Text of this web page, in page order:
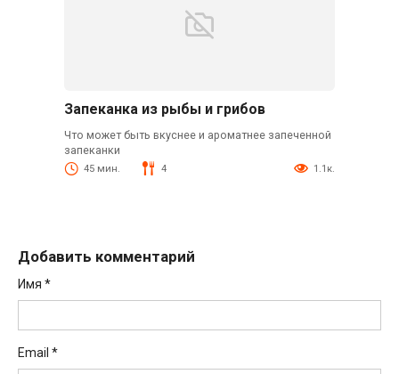
Запеканка из рыбы и грибов
Что может быть вкуснее и ароматнее запеченной
запеканки
45 мин. 4 1.1к.
Добавить комментарий
Имя *
Email *